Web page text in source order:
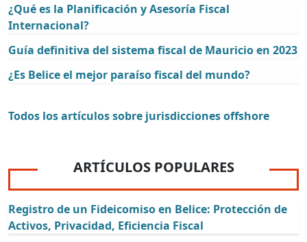
¿Qué es la Planificación y Asesoría Fiscal
Internacional?
Guía definitiva del sistema fiscal de Mauricio en 2023
¿Es Belice el mejor paraíso fiscal del mundo?
Todos los artículos sobre jurisdicciones offshore
ARTÍCULOS POPULARES
Registro de un Fideicomiso en Belice: Protección de
Activos, Privacidad, Eficiencia Fiscal